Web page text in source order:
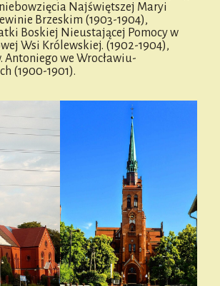
Najświętszej Maryi
Brzeskim (1903-1904),
Boskiej Nieustającej Pomocy w
Wsi Królewskiej. (1902-1904),
Antoniego we Wrocławiu-
(1900-1901).